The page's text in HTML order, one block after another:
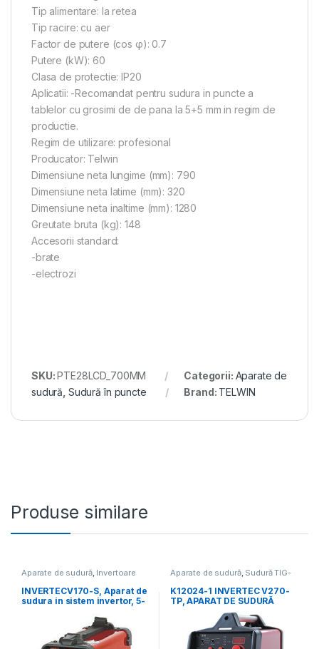
Tip alimentare: la retea
Tip racire: cu aer
Factor de putere (cos φ): 0.7
Putere (kW): 60
Clasa de protectie: IP20
Aplicatii: -Recomandat pentru sudura in puncte a
tablelor cu grosimi de de pana la 5+5 mm in regim de
productie.
Regim de utilizare: profesional
Producator: Telwin
Dimensiune neta lungime (mm): 790
Dimensiune neta latime (mm): 320
Dimensiune neta inaltime (mm): 1280
Greutate bruta (kg): 148
Accesorii standard:
-brate
-electrozi
SKU:PTE28LCD_700MM Categorii: Aparate de
sudură Sudură în puncte Brand: TELWIN
Produse similare
Aparate de sudură, Invertoare
pentru sudură MMA
INVERTECV170-S, Aparat de
sudura in sistem invertor, 5-
4MM (fara accesorii)
Aparate de sudură, Sudură TIG-
K12024-1 INVERTEC V270-
TP, APARAT DE SUDURĂ
TIG,5-270A, CURENT
PULSATORIU, 400V